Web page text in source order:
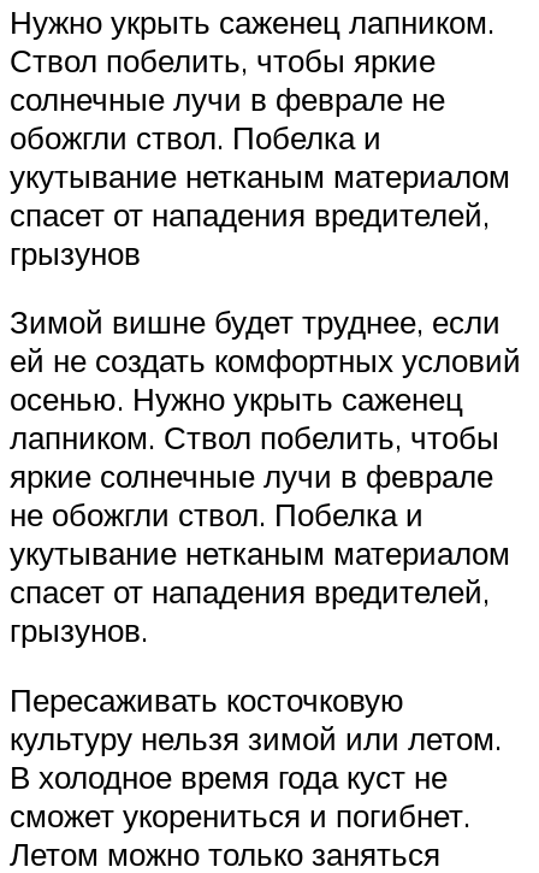
Нужно укрыть саженец лапником.
Ствол побелить, чтобы яркие
солнечные лучи в феврале не
обожгли ствол. Побелка и
укутывание нетканым материалом
спасет от нападения вредителей,
грызунов
Зимой вишне будет труднее, если
ей не создать комфортных условий
осенью. Нужно укрыть саженец
лапником. Ствол побелить, чтобы
яркие солнечные лучи в феврале
не обожгли ствол. Побелка и
укутывание нетканым материалом
спасет от нападения вредителей,
грызунов.
Пересаживать косточковую
культуру нельзя зимой или летом.
В холодное время года куст не
сможет укорениться и погибнет.
Летом можно только заняться